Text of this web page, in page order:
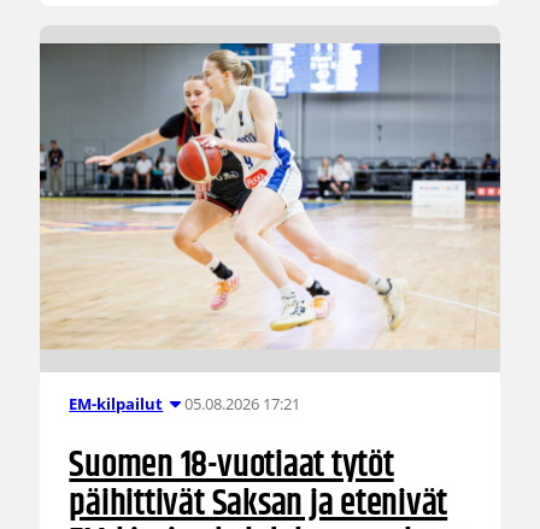
EM-kilpailut 05.08.2026 17:21
Suomen 18-vuotiaat tytöt
päihittivät Saksan ja etenivät